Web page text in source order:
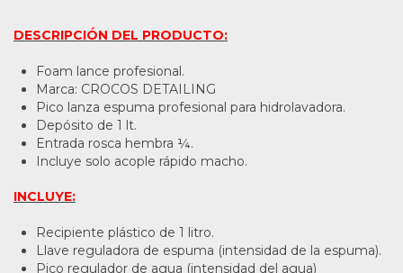
DESCRIPCIÓN DEL PRODUCTO:
Foam lance profesional.
Marca: CROCOS DETAILING
Pico lanza espuma profesional para hidrolavadora.
Depósito de 1 lt.
Entrada rosca hembra ¼.
Incluye solo acople rápido macho.
INCLUYE:
Recipiente plástico de 1 litro.
Llave reguladora de espuma (intensidad de la espuma).
Pico regulador de agua (intensidad del agua)